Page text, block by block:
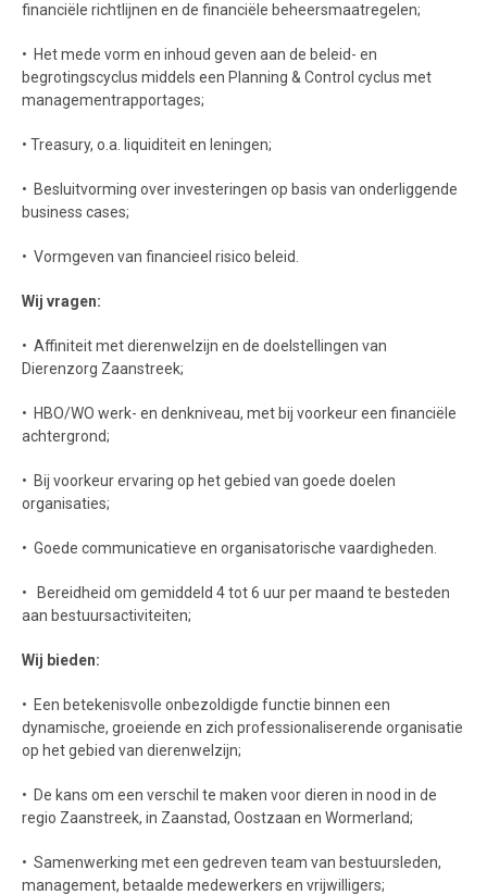
financiële richtlijnen en de financiële beheersmaatregelen;
• Het mede vorm en inhoud geven aan de beleid- en
begrotingscyclus middels een Planning & Control cyclus met
managementrapportages;
• Treasury, o.a. liquiditeit en leningen;
• Besluitvorming over investeringen op basis van onderliggende
business cases;
• Vormgeven van financieel risico beleid.
Wij vragen:
• Affiniteit met dierenwelzijn en de doelstellingen van
Dierenzorg Zaanstreek;
• HBO/WO werk- en denkniveau, met bij voorkeur een financiële
achtergrond;
• Bij voorkeur ervaring op het gebied van goede doelen
organisaties;
• Goede communicatieve en organisatorische vaardigheden.
• Bereidheid om gemiddeld 4 tot 6 uur per maand te besteden
aan bestuursactiviteiten;
Wij bieden:
• Een betekenisvolle onbezoldigde functie binnen een
dynamische, groeiende en zich professionaliserende organisatie
op het gebied van dierenwelzijn;
• De kans om een verschil te maken voor dieren in nood in de
regio Zaanstreek, in Zaanstad, Oostzaan en Wormerland;
• Samenwerking met een gedreven team van bestuursleden,
management, betaalde medewerkers en vrijwilligers;